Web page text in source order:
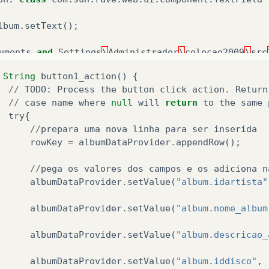
. setText ();
and Settings\ Administrador\ colecao2009\ src
: method setText()
: class com. sun.rave. web .ui . component. TextField
.setText();
method setText()
class com.sun.rave.web.ui .component. TextField
setText();
and Settings\Administrador\colecao2009\ src
String button1_action ()
{
// TODO: Process the button click action . Return
//
case name where null will return to the same
try{
//prepara uma nova linha para ser inserida
rowKey = albumDataProvider. appendRow();
//pega os valores dos campos e os adiciona
albumDataProvider. setValue( "album.idartista"
albumDataProvider. setValue(
albumDataProvider. setValue(
albumDataProvider. setValue( "album.iddisco" ,